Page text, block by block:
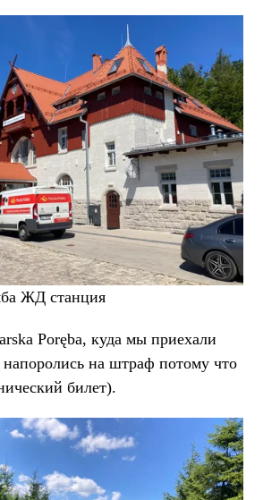
ЖД станция
Poręba, куда мы приехали
напоролись на штраф потому что
билет).